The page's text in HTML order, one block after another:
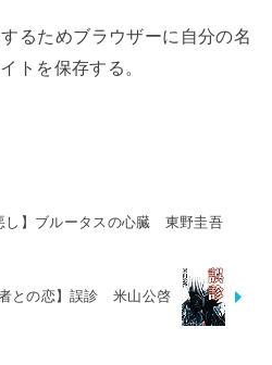
るためブラウザーに自分の名
トを保存する。
し】ブルータスの心臓 東野圭吾
者との恋】誤診 米山公啓